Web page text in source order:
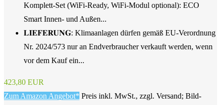
Komplett-Set (WiFi-Ready, WiFi-Modul optional): ECO
Smart Innen- und Außen...
𝐋𝐈𝐄𝐅𝐄𝐑𝐔𝐍𝐆: Klimaanlagen dürfen gemäß EU-Verordnung
Nr. 2024/573 nur an Endverbraucher verkauft werden, wenn
vor dem Kauf ein...
423,80 EUR
Zum Amazon Angebot* Preis inkl. MwSt., zzgl. Versand; Bild-